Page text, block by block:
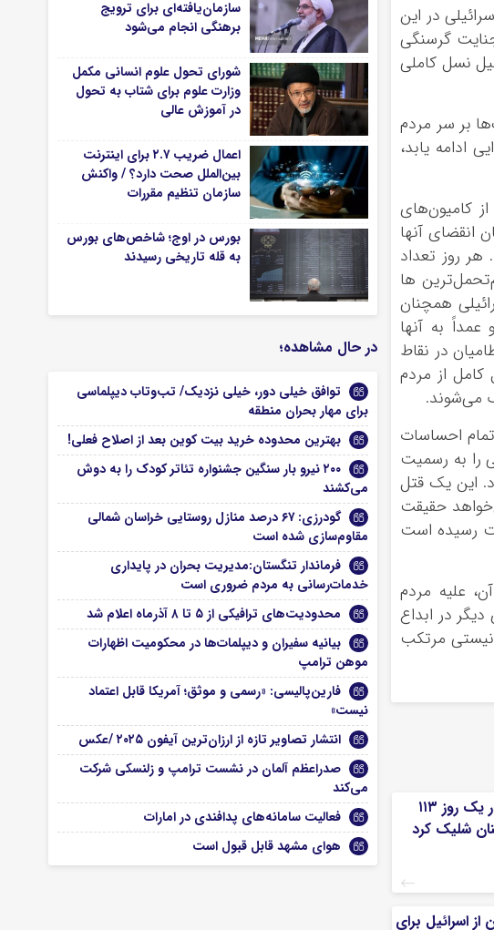
در این
گرسنگی
نسل کاملی
بر سر مردم
ادامه یابد،
کامیون‌های
انقضای آنها
روز تعداد
ها
همچنان
به آنها
در نقاط
از مردم
می‌شوند.
احساسات
را به رسمیت
هدف قرار داد. این یک قتل
حقیقت
رسیده است
علیه مردم
در ابداع
مرتکب
یونیفل: اسرائیل در یک روز ۱۱۳
شلیک کرد
اسرائیل برای
سازمان‌یافته‌ای برای ترویج
برهنگی انجام می‌شود
شورای تحول علوم انسانی مکمل
وزارت علوم برای شتاب به تحول
در آموزش عالی
اعمال ضریب ۲.۷ برای اینترنت
بین‌الملل صحت دارد؟ / واکنش
سازمان تنظیم مقررات
بورس در اوج؛ شاخص‌های بورس
به قله تاریخی رسیدند
در حال مشاهده؛
توافق خیلی دور، خیلی نزدیک/ تب‌وتاب دیپلماسی
برای مهار بحران منطقه
بهترین محدوده خرید بیت کوین بعد از اصلاح فعلی!
۲۰۰ نیرو بار سنگین جشنواره تئاتر کودک را به دوش
می‌کشند
گودرزی: ۶۷ درصد منازل روستایی خراسان شمالی
مقاوم‌سازی شده است
فرماندار تنگستان:مدیریت بحران در پایداری
خدمات‌رسانی به مردم ضروری است
محدودیت‌های ترافیکی از ۵ تا ۸ آذرماه اعلام شد
بیانیه سفیران و دیپلمات‌ها در محکومیت اظهارات
موهن ترامپ
فارین‌پالیسی: «رسمی و موثق؛ آمریکا قابل اعتماد
نیست»
انتشار تصاویر تازه از ارزان‌ترین آیفون ۲۰۲۵ /عکس
صدراعظم آلمان در نشست ترامپ و زلنسکی شرکت
می‌کند
فعالیت سامانه‌های پدافندی در امارات
هوای مشهد قابل قبول است